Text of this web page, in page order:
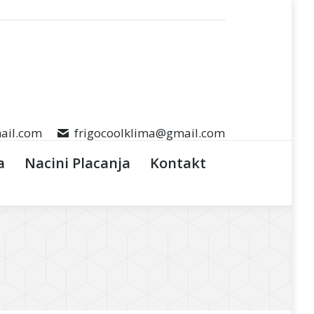
frigocoolklima@gmail.com
Nacini Placanja Kontakt